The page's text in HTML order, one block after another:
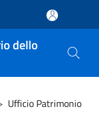
dello
Ufficio Patrimonio